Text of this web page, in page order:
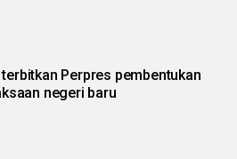
Perpres pembentukan
negeri baru